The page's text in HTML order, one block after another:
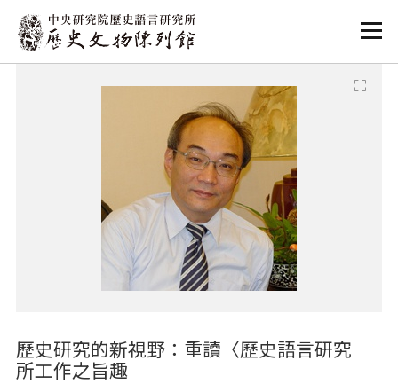
:::
:::
歷史研究的新視野：重讀〈歷史語言研究
所工作之旨趣